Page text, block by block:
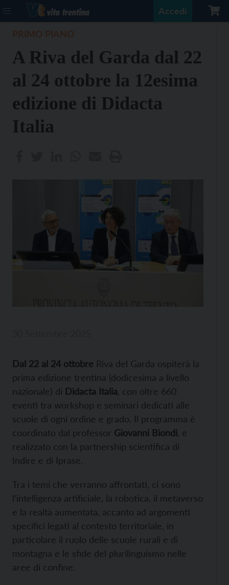
Accedi
A Riva del Garda dal 22
al 24 ottobre la 12esima
edizione di Didacta
Italia
Dal 22 al 24 ottobre Riva del Garda ospiterà la
prima edizione trentina (dodicesima a livello
nazionale) di Didacta Italia , con oltre 660
eventi tra workshop e seminari dedicati alle
scuole di ogni ordine e grado. Il programma è
coordinato dal professor Giovanni Biondi , e
realizzato con la partnership scientifica di
Indire e di Iprase.
Tra i temi che verranno affrontati, ci sono
l’intelligenza artificiale, la robotica, il metaverso
e la realtà aumentata, accanto ad argomenti
specifici legati al contesto territoriale, in
particolare il ruolo delle scuole rurali e di
montagna e le sfide del plurilinguismo nelle
aree di confine.